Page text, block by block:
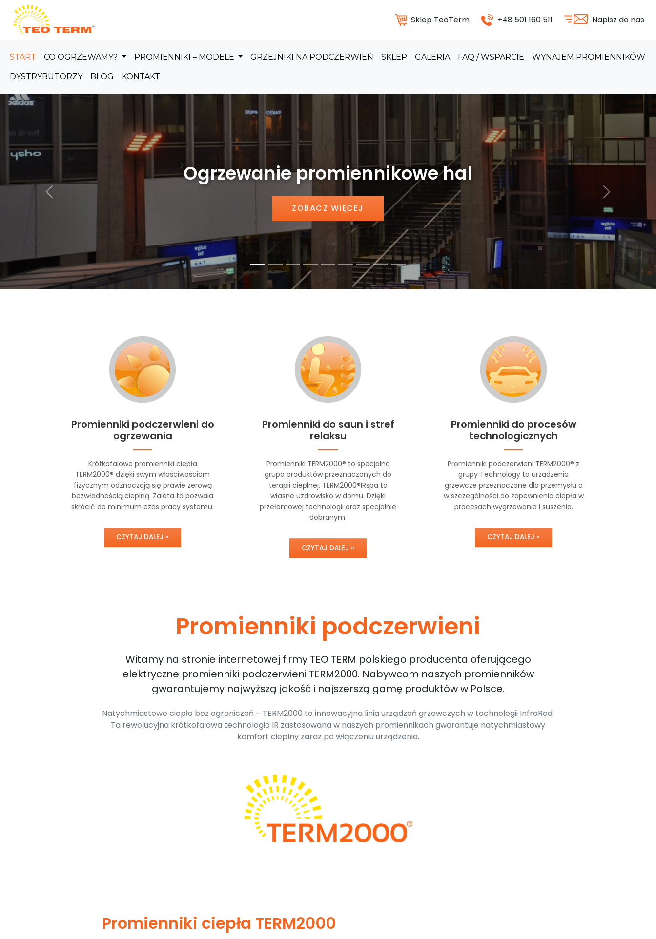
Skip to main content
Sklep TeoTerm
+48 501 160 511 Napisz do nas
START CO OGRZEWAMY? PROMIENNIKI – MODELE GRZEJNIKI NA PODCZERWIEŃ SKLEP GALERIA FAQ / WSPARCIE WYNAJEM PROMIENNIKÓW
DYSTRYBUTORZY BLOG KONTAKT
Ogrzewanie promiennikowe hal produkcyjnych
ZOBACZ WIĘCEJ
Poprzedni Następny
Promienniki podczerwieni do
ogrzewania
Krótkofalowe promienniki ciepła
TERM2000® dzięki swym właściwościom
fizycznym odznaczają się prawie zerową
bezwładnością cieplną. Zaleta ta pozwala
skrócić do minimum czas pracy systemu.
CZYTAJ DALEJ »
Promienniki do saun i stref
relaksu
Promienniki TERM2000® to specjalna
grupa produktów przeznaczonych do
terapii cieplnej. TERM2000®IRspa to
własne uzdrowisko w domu. Dzięki
przełomowej technologii oraz specjalnie
dobranym.
CZYTAJ DALEJ »
Promienniki do procesów
technologicznych
Promienniki podczerwieni TERM2000® z
grupy Technology to urządzenia
grzewcze przeznaczone dla przemysłu a
w szczególności do zapewnienia ciepła w
procesach wygrzewania i suszenia.
CZYTAJ DALEJ »
Promienniki podczerwieni
Witamy na stronie internetowej firmy TEO TERM polskiego producenta oferującego
elektryczne promienniki podczerwieni TERM2000. Nabywcom naszych promienników
gwarantujemy najwyższą jakość i najszerszą gamę produktów w Polsce.
Natychmiastowe ciepło bez ograniczeń – TERM2000 to innowacyjna linia urządzeń grzewczych w technologii InfraRed.
Ta rewolucyjna krótkofalowa technologia IR zastosowana w naszych promiennikach gwarantuje natychmiastowy
komfort cieplny zaraz po włączeniu urządzenia.
Promienniki ciepła TERM2000